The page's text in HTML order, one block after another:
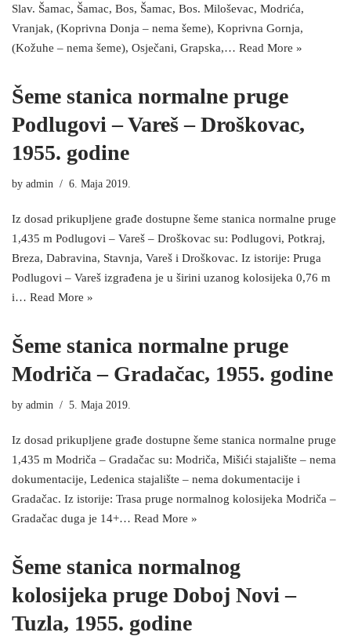
Slav. Šamac, Šamac, Bos, Šamac, Bos. Miloševac, Modrića,
Vranjak, (Koprivna Donja – nema šeme), Koprivna Gornja,
(Kožuhe – nema šeme), Osječani, Grapska,… Read More »
Šeme stanica normalne pruge
Podlugovi – Vareš – Droškovac,
1955. godine
by admin 6. Maja 2019.
Iz dosad prikupljene građe dostupne šeme stanica normalne pruge
1,435 m Podlugovi – Vareš – Droškovac su: Podlugovi, Potkraj,
Breza, Dabravina, Stavnja, Vareš i Droškovac. Iz istorije: Pruga
Podlugovi – Vareš izgrađena je u širini uzanog kolosijeka 0,76 m
i… Read More »
Šeme stanica normalne pruge
Modriča – Gradačac, 1955. godine
by admin 5. Maja 2019.
Iz dosad prikupljene građe dostupne šeme stanica normalne pruge
1,435 m Modriča – Gradačac su: Modriča, Mišići stajalište – nema
dokumentacije, Ledenica stajalište – nema dokumentacije i
Gradačac. Iz istorije: Trasa pruge normalnog kolosijeka Modriča –
Gradačac duga je 14+… Read More »
Šeme stanica normalnog
kolosijeka pruge Doboj Novi –
Tuzla, 1955. godine